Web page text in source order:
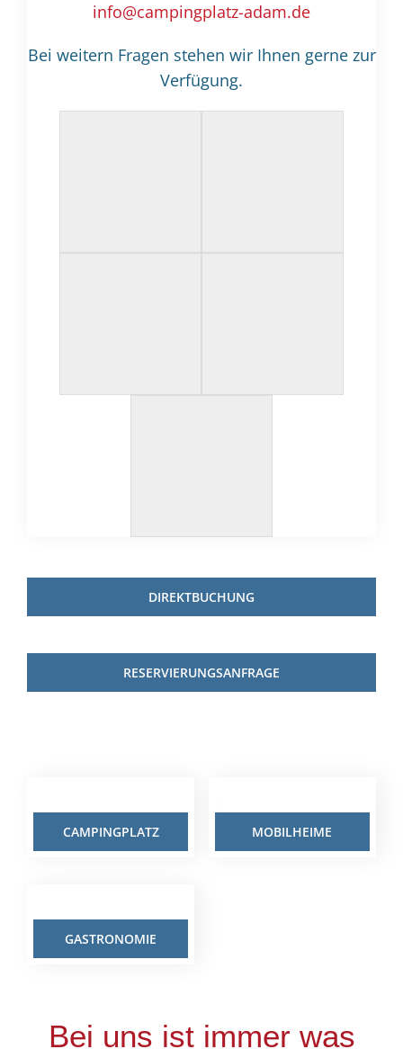
info@campingplatz-adam.de
Bei weitern Fragen stehen wir Ihnen gerne zur
Verfügung.
DIREKTBUCHUNG
RESERVIERUNGSANFRAGE
CAMPINGPLATZ MOBILHEIME
GASTRONOMIE
Bei uns ist immer was